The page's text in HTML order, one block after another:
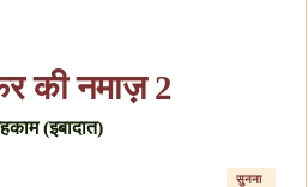
की नमाज़ 2
(इबादात)
सुनना